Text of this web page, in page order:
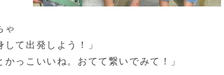
ゃ
て出発しよう！」
っこいいね。おてて繋いでみて！」